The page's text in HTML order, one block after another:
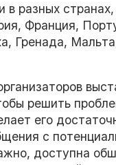
разных странах,
Франция,
Гренада,
решить
его
с
доступна